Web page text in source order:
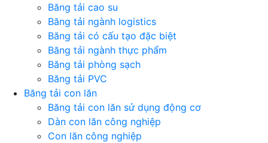
Băng tải cao su
Băng tải ngành logistics
Băng tải có cấu tạo đặc biệt
Băng tải ngành thực phẩm
Băng tải phòng sạch
Băng tải PVC
Băng tải con lăn
Băng tải con lăn sử dụng động cơ
Dàn con lăn công nghiệp
Con lăn công nghiệp